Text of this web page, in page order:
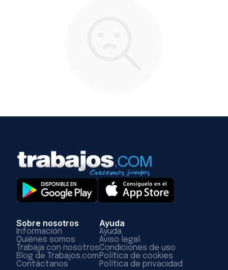
Sobre nosotros
Información
Quiénes somos
Trabaja con nosotros
Blog de Trabajos.com
Contáctanos
Ayuda
Ayuda
Aviso legal
Condiciones de uso
Política de cookies
Política de privacidad